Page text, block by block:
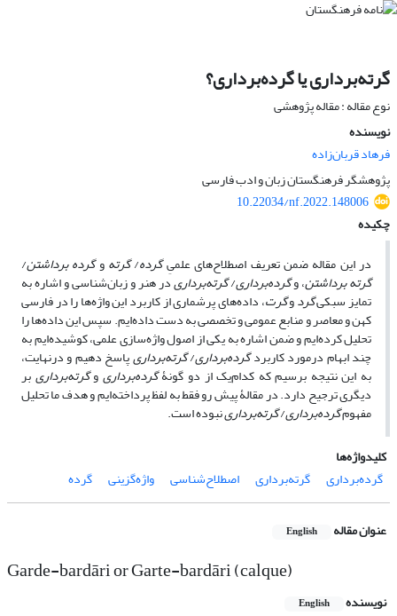
گرته‌برداری یا گرده‌برداری؟
نوع مقاله : مقاله پژوهشی
نویسنده
فرهاد قربان‌زاده
پژوهشگر فرهنگستان زبان و ادب فارسی
10.22034/nf.2022.148006
چکیده
در این مقاله ضمن تعریف اصطلاح‌های علمیِگرده/گرتهوگرده برداشتن/
گرته برداشتن، وگرده‌برداری/گرته‌برداریدر هنر و زبان‌شناسی و اشاره به
تمایز سبکیگردوگرت، داده‌های پرشماری از کاربرد این واژه‌ها را در فارسی
کهن و معاصر و منابع عمومی و تخصصی به‌ دست داده‌ایم. سپس این داده‌ها را
تحلیل کرده‌ایم و ضمن اشاره به یکی از اصول واژه‌سازی علمی، کوشیده‌ایم به
چند ابهام درمورد کاربردگرده‌برداری/گرته‌برداریپاسخ دهیم و درنهایت،
به این نتیجه برسیم که کدام‌یک از دو گونۀگرده‌برداریوگرته‌برداریبر
دیگری ترجیح دارد. در مقالۀ پیش رو فقط به لفظ پرداخته‌ایم و هدف ما تحلیل
مفهومگرده‌برداری/گرته‌بردارینبوده‌ است.
کلیدواژه‌ها
گرده‌برداری
گرته‌برداری اصطلاح‌شناسی واژه‌گزینی گرده
عنوان مقاله English
Garde-bardāri or Garte-bardāri (calque)
نویسنده English